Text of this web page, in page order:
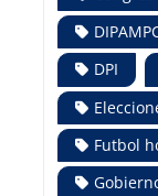
DPI
Futbol